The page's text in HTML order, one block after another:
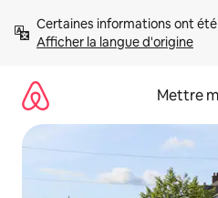
directement
Afficher la langue d'origine
Mettre